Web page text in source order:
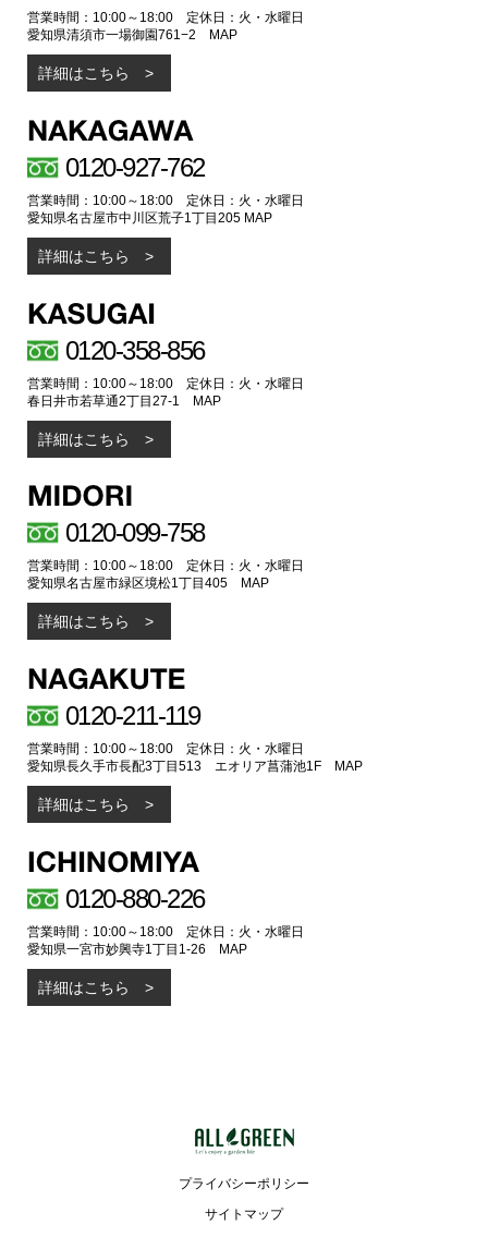
営業時間：10:00～18:00 定休日：火・水曜日
愛知県清須市一場御園761−2 MAP
詳細はこちら
0120-927-762
営業時間：10:00～18:00 定休日：火・水曜日
愛知県名古屋市中川区荒子1丁目205 MAP
詳細はこちら
0120-358-856
営業時間：10:00～18:00 定休日：火・水曜日
春日井市若草通2丁目27-1 MAP
詳細はこちら
0120-099-758
営業時間：10:00～18:00 定休日：火・水曜日
愛知県名古屋市緑区境松1丁目405
MAP
詳細はこちら
0120-211-119
営業時間：10:00～18:00 定休日：火・水曜日
愛知県長久手市長配3丁目513 エオリア菖蒲池1F
MAP
詳細はこちら
0120-880-226
営業時間：10:00～18:00 定休日：火・水曜日
愛知県一宮市妙興寺1丁目1-26
MAP
詳細はこちら
プライバシーポリシー
サイトマップ